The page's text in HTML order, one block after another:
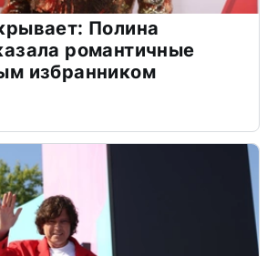
Полина
романтичные
избранником